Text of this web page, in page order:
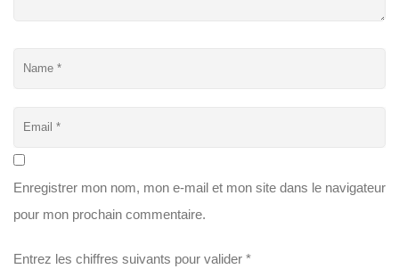
Enregistrer mon nom, mon e-mail et mon site dans le navigateur
pour mon prochain commentaire.
Entrez les chiffres suivants pour valider *